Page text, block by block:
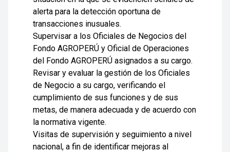
alerta para la detección oportuna de
transacciones inusuales.
Supervisar a los Oficiales de Negocios del
Fondo AGROPERÚ y Oficial de Operaciones
del Fondo AGROPERÚ asignados a su cargo.
Revisar y evaluar la gestión de los Oficiales
de Negocio a su cargo, verificando el
cumplimiento de sus funciones y de sus
metas, de manera adecuada y de acuerdo con
la normativa vigente.
Visitas de supervisión y seguimiento a nivel
nacional, a fin de identificar mejoras al